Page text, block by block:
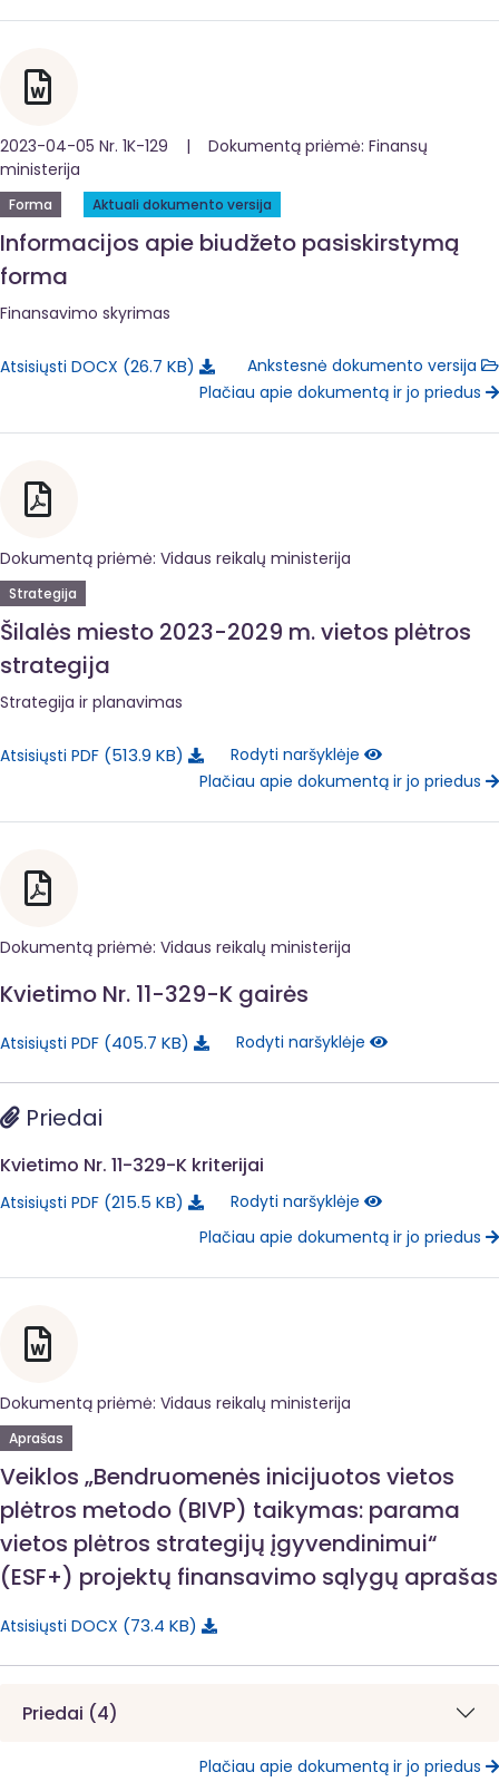
2023-04-05 Nr. 1K-129 | Dokumentą priėmė: Finansų
ministerija
Forma Aktuali dokumento versija
Informacijos apie biudžeto pasiskirstymą
forma
Finansavimo skyrimas
Atsisiųsti DOCX 26.7 KB
Ankstesnė dokumento versija
Plačiau apie dokumentą ir jo priedus
Dokumentą priėmė: Vidaus reikalų ministerija
Strategija
Šilalės miesto 2023-2029 m. vietos plėtros
strategija
Strategija ir planavimas
Atsisiųsti PDF 513.9 KB
Rodyti naršyklėje
Plačiau apie dokumentą ir jo priedus
Dokumentą priėmė: Vidaus reikalų ministerija
Kvietimo Nr. 11-329-K gairės
Atsisiųsti PDF 405.7 KB Rodyti naršyklėje
Priedai
Kvietimo Nr. 11-329-K kriterijai
Atsisiųsti PDF 215.5 KB
Rodyti naršyklėje
Plačiau apie dokumentą ir jo priedus
Dokumentą priėmė: Vidaus reikalų ministerija
Aprašas
Veiklos „Bendruomenės inicijuotos vietos
plėtros metodo (BIVP) taikymas: parama
vietos plėtros strategijų įgyvendinimui“
(ESF+) projektų finansavimo sąlygų aprašas
Atsisiųsti DOCX 73.4 KB
Priedai (4)
Plačiau apie dokumentą ir jo priedus